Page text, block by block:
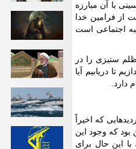
با آن مبارزه
از فرامین خدا
اجتماعی است
ستیزی را در
تا دریابیم آیا
دارد.
که اخیراً
که وجود این
این حال برای